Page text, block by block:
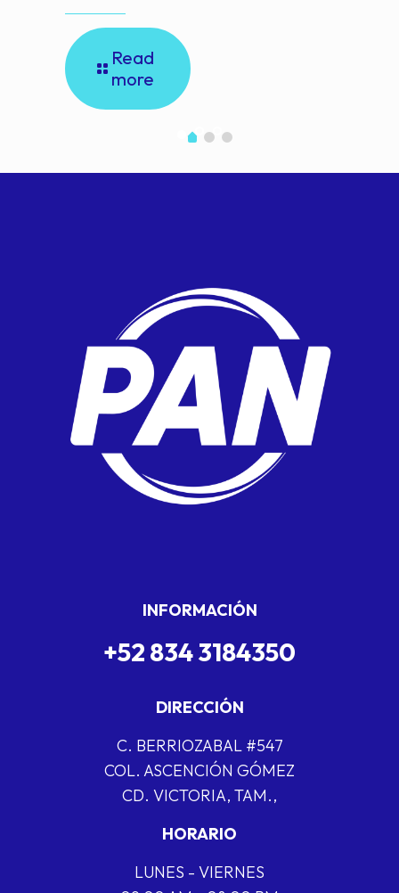
Read
more
INFORMACIÓN
+52 834 3184350
DIRECCIÓN
C. BERRIOZABAL #547
COL. ASCENCIÓN GÓMEZ
CD. VICTORIA, TAM.,
HORARIO
LUNES - VIERNES